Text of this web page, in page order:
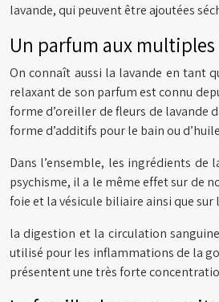
lavande, qui peuvent être ajoutées
Un parfum aux
On connaît aussi la lavande en tant
relaxant de son parfum est connu
forme d’oreiller de fleurs de lavande
forme d’additifs pour le bain ou
Dans l’ensemble, les ingrédients
psychisme, il a le même effet sur de
foie et la vésicule biliaire ainsi que sur
la digestion et la circulation
utilisé pour les inflammations de la
présentent une très forte